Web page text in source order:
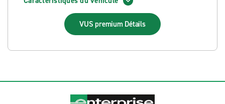
VUS premium Détails